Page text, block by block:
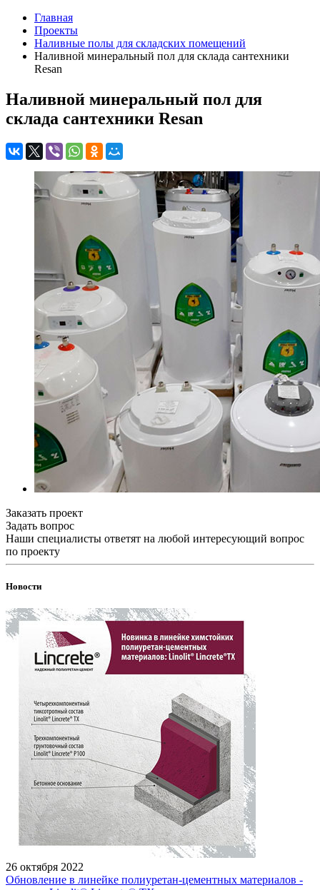
Главная
Проекты
Наливные полы для складских помещений
Наливной минеральный пол для склада сантехники
Resan
Наливной минеральный пол для
склада сантехники Resan
Заказать проект
Задать вопрос
Наши специалисты ответят на любой интересующий вопрос
по проекту
Новости
26 октября 2022
Обновление в линейке полиуретан-цементных материалов -